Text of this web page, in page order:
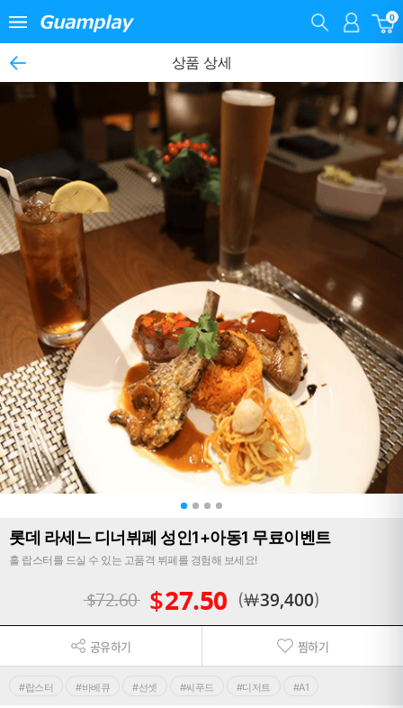
0
상품 상세
롯데 라세느 디너뷔페 성인1+아동1 무료이벤트
홀 랍스터를 드실 수 있는 고품격 뷔페를 경험해 보세요!
￦39,400
$72.60 $27.50
공유하기 찜하기
#랍스터 #바베큐 #선셋 #씨푸드 #디저트 #A1